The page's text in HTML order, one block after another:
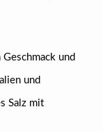
und
und
Salz mit